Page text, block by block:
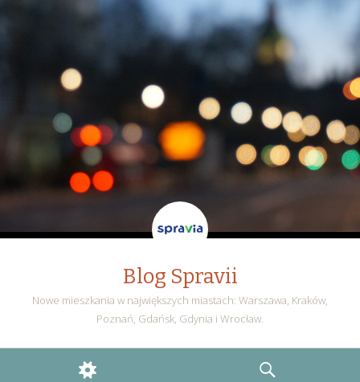
Blog Spravii
Nowe mieszkania w największych miastach: Warszawa, Kraków,
Poznań, Gdańsk, Gdynia i Wrocław.
WIDGETS
SEARCH